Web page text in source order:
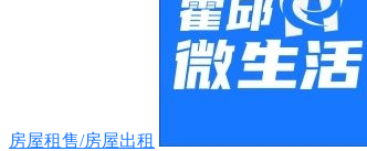
房屋租售/房屋出租